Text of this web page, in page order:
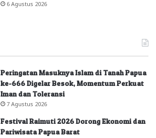
6 Agustus 2026
Peringatan Masuknya Islam di Tanah Papua
ke-666 Digelar Besok, Momentum Perkuat
Iman dan Toleransi
7 Agustus 2026
Festival Raimuti 2026 Dorong Ekonomi dan
Pariwisata Papua Barat